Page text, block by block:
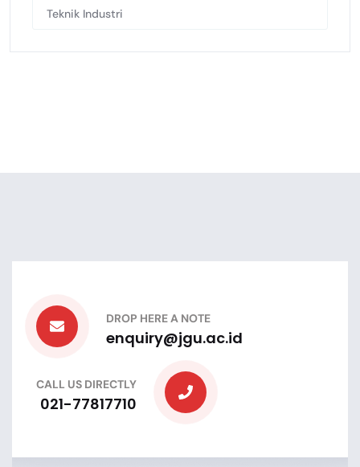
Teknik Industri
DROP HERE A NOTE
enquiry@jgu.ac.id
CALL US DIRECTLY
021-77817710